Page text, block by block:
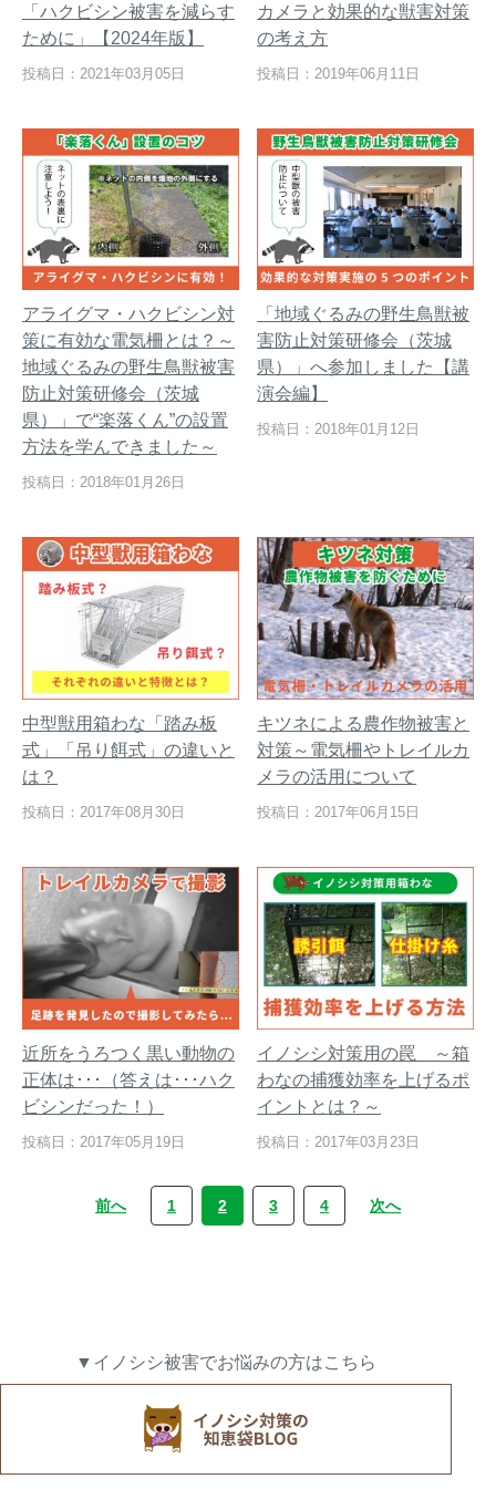
「ハクビシン被害を減らす
ために」【2024年版】
投稿日：2021年03月05日
カメラと効果的な獣害対策
の考え方
投稿日：2019年06月11日
アライグマ・ハクビシン対
策に有効な電気柵とは？～
地域ぐるみの野生鳥獣被害
防止対策研修会（茨城
県）」で“楽落くん”の設置
方法を学んできました～
投稿日：2018年01月26日
「地域ぐるみの野生鳥獣被
害防止対策研修会（茨城
県）」へ参加しました【講
演会編】
投稿日：2018年01月12日
中型獣用箱わな「踏み板
式」「吊り餌式」の違いと
は？
投稿日：2017年08月30日
キツネによる農作物被害と
対策～電気柵やトレイルカ
メラの活用について
投稿日：2017年06月15日
近所をうろつく黒い動物の
正体は･･･（答えは･･･ハク
ビシンだった！）
投稿日：2017年05月19日
イノシシ対策用の罠 ～箱
わなの捕獲効率を上げるポ
イントとは？～
投稿日：2017年03月23日
前へ 1 2 3 4 次へ
▼イノシシ被害でお悩みの方はこちら